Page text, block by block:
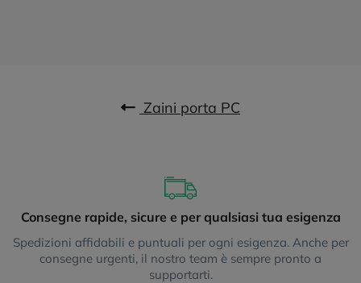
Zaini porta PC
Consegne rapide, sicure e per qualsiasi tua esigenza
Spedizioni affidabili e puntuali per ogni esigenza. Anche per
consegne urgenti, il nostro team è sempre pronto a
supportarti.